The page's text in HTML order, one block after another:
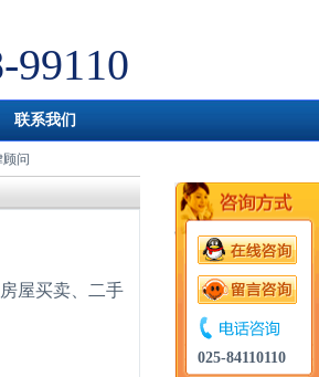
99110
联系我们
问
屋买卖、二手
025-84110110